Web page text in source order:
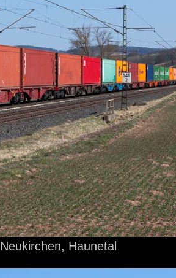
Neukirchen, Haunetal